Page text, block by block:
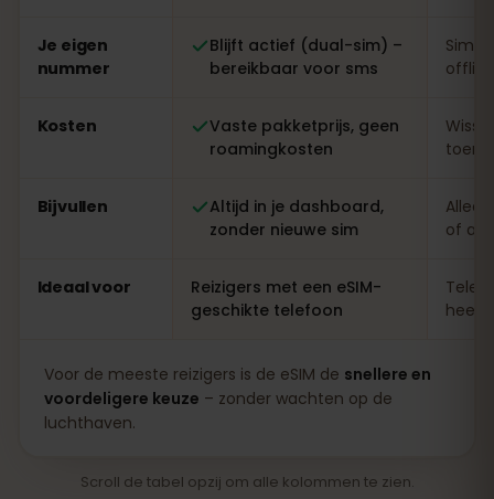
Je eigen
nummer
Blijft actief (dual-sim) –
bereikbaar voor sms
offline
Kosten
Vaste pakketprijs, geen
roamingkosten
Bijvullen
Altijd in je dashboard,
zonder nieuwe sim
of
Ideaal voor
Reizigers met een eSIM-
geschikte telefoon
heel
Voor de meeste reizigers is de eSIM de snellere en
voordeligere keuze – zonder wachten op de
luchthaven.
Scroll de tabel opzij om alle kolommen te zien.